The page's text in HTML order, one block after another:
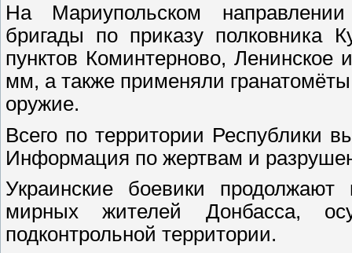
На Мариупольском
бригады по приказу полковника
пунктов Коминтерново,
мм, а также применяли
оружие.
Всего по территории Республики
Информация по жертвам и
Украинские боевики
мирных жителей Донбасса,
подконтрольной территории.